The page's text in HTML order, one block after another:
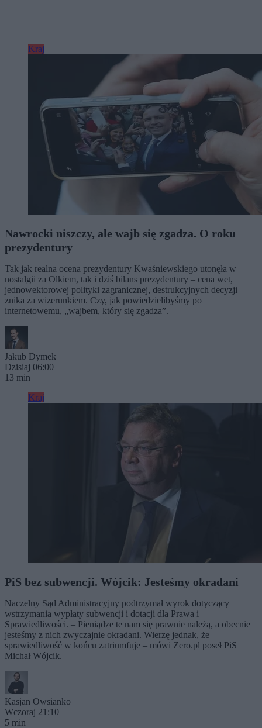
Kraj
Nawrocki niszczy, ale wajb się zgadza. O roku
prezydentury
Tak jak realna ocena prezydentury Kwaśniewskiego utonęła w
nostalgii za Olkiem, tak i dziś bilans prezydentury – cena wet,
jednowektorowej polityki zagranicznej, destrukcyjnych decyzji –
znika za wizerunkiem. Czy, jak powiedzielibyśmy po
internetowemu, „wajbem, który się zgadza”.
Jakub Dymek
Dzisiaj 06:00
13 min
Kraj
PiS bez subwencji. Wójcik: Jesteśmy okradani
Naczelny Sąd Administracyjny podtrzymał wyrok dotyczący
wstrzymania wypłaty subwencji i dotacji dla Prawa i
Sprawiedliwości. – Pieniądze te nam się prawnie należą, a obecnie
jesteśmy z nich zwyczajnie okradani. Wierzę jednak, że
sprawiedliwość w końcu zatriumfuje – mówi Zero.pl poseł PiS
Michał Wójcik.
Kasjan Owsianko
Wczoraj 21:10
5 min